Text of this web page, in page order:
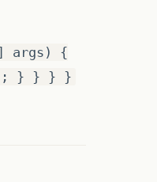
args) {
} } } }